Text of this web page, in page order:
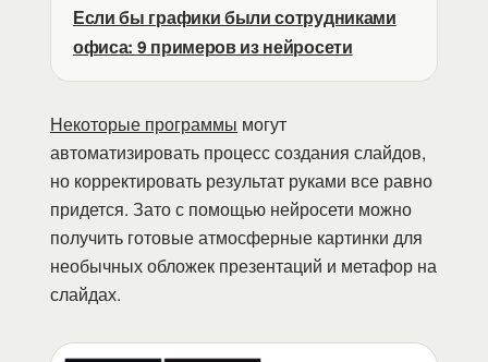
Если бы графики были сотрудниками
офиса: 9 примеров из нейросети
Некоторые программы могут
автоматизировать процесс создания слайдов,
но корректировать результат руками все равно
придется. Зато с помощью нейросети можно
получить готовые атмосферные картинки для
необычных обложек презентаций и метафор на
слайдах.